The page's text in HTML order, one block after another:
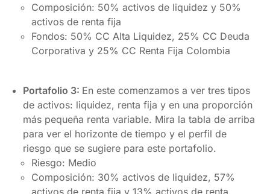
Composición: 50% activos de liquidez y 50%
activos de renta fija
Fondos: 50% CC Alta Liquidez, 25% CC Deuda
Corporativa y 25% CC Renta Fija Colombia
Portafolio 3: En este comenzamos a ver tres tipos
de activos: liquidez, renta fija y en una proporción
más pequeña renta variable. Mira la tabla de arriba
para ver el horizonte de tiempo y el perfil de
riesgo que se sugiere para este portafolio.
Riesgo: Medio
Composición: 30% activos de liquidez, 57%
activos de renta fija y 13% activos de renta